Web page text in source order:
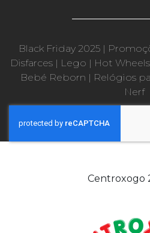
Black Friday 2025 |
Disfarces| Lego | Hot Wheels
Bebé Reborn | Relógios
Nerf
Centroxogo